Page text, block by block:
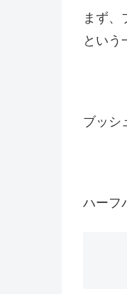
まず
という
ブッシ
ハーフ